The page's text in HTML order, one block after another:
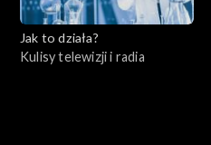
Jak to działa?
Kulisy telewizji i radia